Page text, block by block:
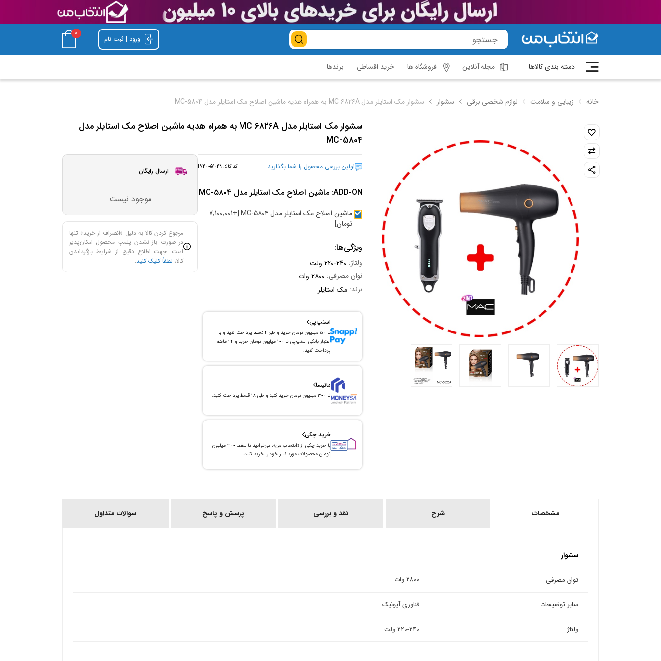
ورود | ثبت نام
0
دسته بندی کالاها مجله آنلاین فروشگاه ها خرید اقساطی برندها
خانه زیبایی و سلامت لوازم شخصی برقی سشوار سشوار مک استایلر مدل MC ۶۸۲۶A به همراه هدیه ماشین اصلاح مک استایلر مدل MC-5804
سشوار مک استایلر مدل MC ۶۸۲۶A به همراه هدیه ماشین اصلاح مک استایلر مدل
MC-5804
اولین بررسی محصول را شما بگذارید کد کالا: P/20051029
ADD-ON: ماشین اصلاح مک استایلر مدل MC-۵۸۰۴
ماشین اصلاح مک استایلر مدل MC-۵۸۰۴ [+7٬100٬001
تومان]
ویژگی‌ها:
ولتاژ: 220-240 ولت
توان مصرفی: ۲۸۰۰ وات
برند: مک استایلر
اسنپ‌پی
تا ۵۰ میلیون تومان خرید و طی ۴ قسط پرداخت کنید و با
اعتبار بانکی اسنپ‌پی تا ۱۰۰ میلیون تومان خرید و ۲۴ ماهه
پرداخت کنید.
مانیسا
تا ۳۰۰ میلیون تومان خرید کنید و طی ۱۸ قسط پرداخت کنید.
خرید چکی
با خرید چکی از «انتخاب من»، می‌توانید تا سقف ۳۰۰ میلیون
تومان محصولات مورد نیاز خود را خرید کنید.
ارسال رایگان
موجود نیست
مرجوع کردن کالا به دلیل «انصراف از خرید» تنها
در صورت باز نشدن پلمپ محصول امکان‌پذیر
است. جهت اطلاع دقیق از شرایط بازگرداندن
کالا، لطفاً کلیک کنید.
مشخصات شرح نقد و بررسی پرسش و پاسخ سوالات متداول
سشوار
توان مصرفی ۲۸۰۰ وات
سایر توضیحات فناوری آیونیک
ولتاژ 220-240 ولت